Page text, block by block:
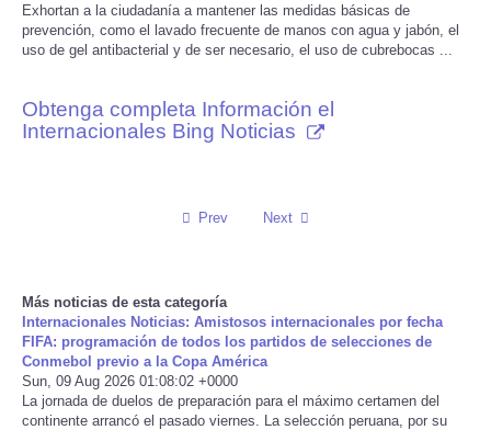
Pets
Press Releases
Social
Sports
Technology
Exhortan a la ciudadanía a mantener las medidas básicas de
prevención, como el lavado frecuente de manos con agua y jabón, el
uso de gel antibacterial y de ser necesario, el uso de cubrebocas ...
Obtenga completa Información el
Internacionales Bing Noticias
Prev Next
Más noticias de esta categoría
Internacionales Noticias: Amistosos internacionales por fecha
FIFA: programación de todos los partidos de selecciones de
Conmebol previo a la Copa América
Sun, 09 Aug 2026 01:08:02 +0000
La jornada de duelos de preparación para el máximo certamen del
continente arrancó el pasado viernes. La selección peruana, por su